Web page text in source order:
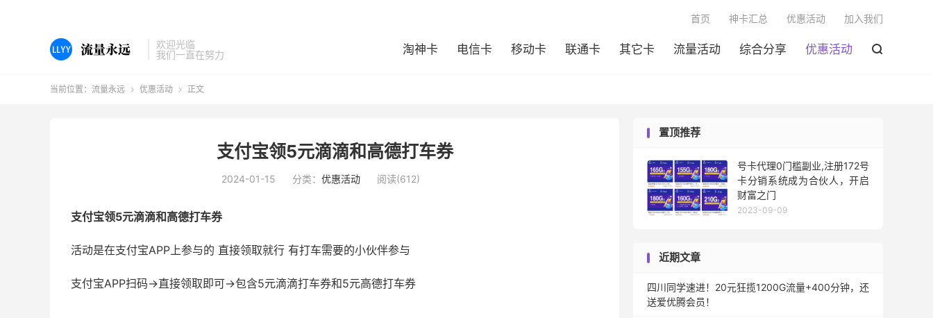
欢迎光临
我们一直在努力
淘神卡 电信卡 移动卡 联通卡 其它卡 流量活动 综合分享 优惠活动 
首页 神卡汇总 优惠活动 加入我们
当前位置： 流量永远  优惠活动  正文
支付宝领5元滴滴和高德打车券
2024-01-15 分类： 优惠活动 阅读(612)
支付宝领5元滴滴和高德打车券
活动是在支付宝APP上参与的 直接领取就行 有打车需要的小伙伴参与
支付宝APP扫码->直接领取即可->包含5元滴滴打车券和5元高德打车券
置顶推荐
号卡代理0门槛副业,注册172号
卡分销系统成为合伙人，开启
财富之门
2023-09-09
近期文章
四川同学速进！20元狂揽1200G流量+400分钟，还
送爱优腾会员！